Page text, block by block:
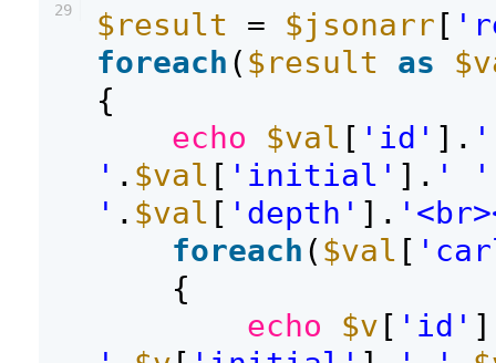
29
$result = $jsonarr [
foreach ( $result as
{
echo
$val [ 'id' ].
' . $val [ 'initial' ]. ' '
' . $val [ 'depth' ].
foreach ( $val [
{
echo
$v [ 'id'